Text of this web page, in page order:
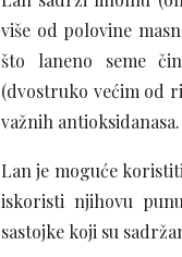
više od polovine
što laneno seme
(dvostruko većim od
važnih antioksidanasa.
Lan je moguće
iskoristi njihovu
sastojke koji su